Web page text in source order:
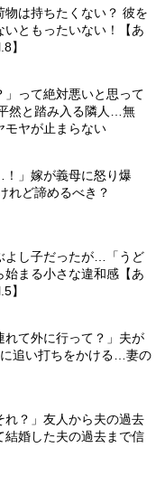
は持ちたくない？ 彼を
ともったいない！【あ
】
」って絶対悪いと思って
然と踏み入る隣人…無
モヤが止まらない
！」嫁が義母に怒り爆
れど諦めるべき？
よし子だったが…「うど
始まる小さな違和感【あ
】
れて外に行って？」夫が
追い打ちをかける…妻の
れ？」友人から夫の過去
婚した夫の過去まで信